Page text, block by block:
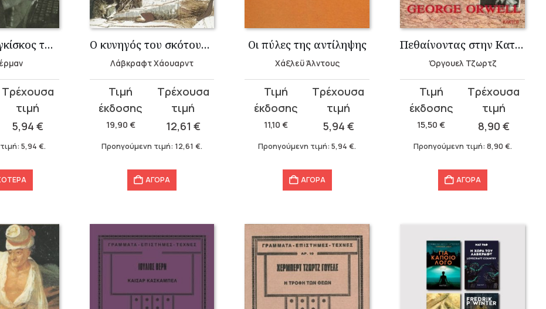
Ο άγιος Φραγκίσκος της Ασίζης
5,94€
5,94 €.
Ο κυνηγός του σκότους – Λάβκραφτ Χάουαρντ
Λάβκραφτ Χάουαρντ
19,90 €
Original
price
was:
19,90 €.
12,61 €
τρέχουσα
τιμή
είναι:
Προηγούμενη τιμή: 12,61 €.
ΑΓΟΡΑ
Οι πύλες της αντίληψης
Χάξλεϋ Άλντους
11,10€
Original
price
was:
11,10 €.
5,94 €
τρέχουσα
τιμή
είναι:Προηγούμενη τιμή:5,94€.
ΑΓΟΡΑ
Πεθαίνοντας στην Καταλωνία
Όργουελ Τζωρτζ
15,50€
Original
price
was:
15,50 €.
8,90 €
τρέχουσα
τιμή
είναι:Προηγούμενη τιμή: 8,90 €.
ΑΓΟΡΑ